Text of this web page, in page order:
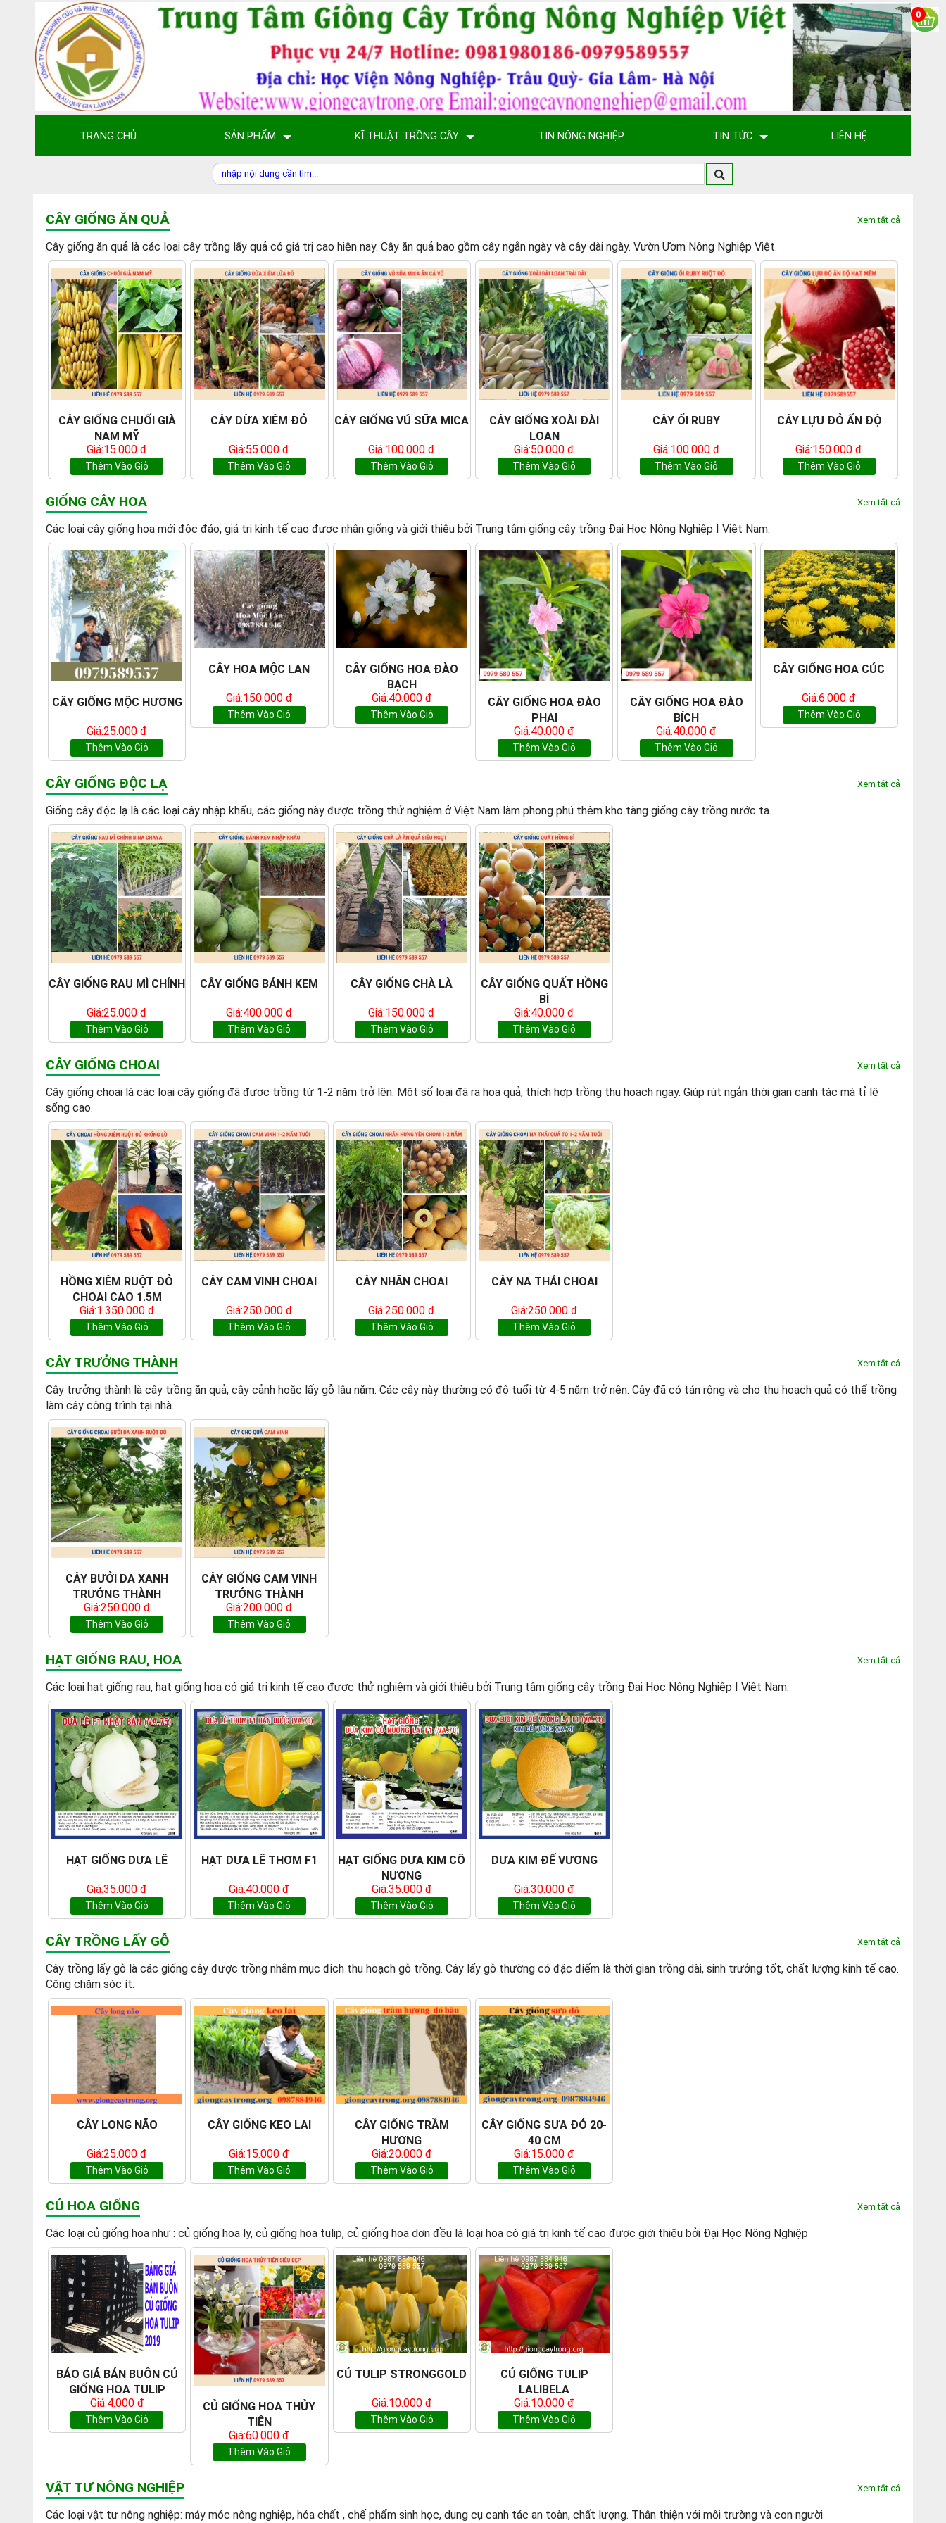
TRANG CHỦ SẢN PHẨM KĨ THUẬT TRỒNG CÂY TIN NÔNG NGHIỆP TIN TỨC LIÊN HỆ
0
CÂY GIỐNG ĂN QUẢ Xem tất cả
Cây giống ăn quả là các loại cây trồng lấy quả có giá trị cao hiện nay. Cây ăn quả bao gồm cây ngắn ngày và cây dài ngày. Vườn Ươm Nông Nghiệp Việt.
CÂY GIỐNG CHUỐI GIÀ
NAM MỸ
Giá:15.000 đ
Thêm Vào Giỏ
CÂY DỪA XIÊM ĐỎ
Giá:55.000 đ
Thêm Vào Giỏ
CÂY GIỐNG VÚ SỮA MICA
Giá:100.000 đ
Thêm Vào Giỏ
CÂY GIỐNG XOÀI ĐÀI
LOAN
Giá:50.000 đ
Thêm Vào Giỏ
CÂY ỔI RUBY
Giá:100.000 đ
Thêm Vào Giỏ
CÂY LỰU ĐỎ ẤN ĐỘ
Giá:150.000 đ
Thêm Vào Giỏ
GIỐNG CÂY HOA Xem tất cả
Các loại cây giống hoa mới độc đáo, giá trị kinh tế cao được nhân giống và giới thiệu bởi Trung tâm giống cây trồng Đại Học Nông Nghiệp I Việt Nam.
CÂY GIỐNG MỘC HƯƠNG
Giá:25.000 đ
Thêm Vào Giỏ
CÂY HOA MỘC LAN
Giá:150.000 đ
Thêm Vào Giỏ
CÂY GIỐNG HOA ĐÀO
BẠCH
Giá:40.000 đ
Thêm Vào Giỏ
CÂY GIỐNG HOA ĐÀO
PHAI
Giá:40.000 đ
Thêm Vào Giỏ
CÂY GIỐNG HOA ĐÀO
BÍCH
Giá:40.000 đ
Thêm Vào Giỏ
CÂY GIỐNG HOA CÚC
Giá:6.000 đ
Thêm Vào Giỏ
CÂY GIỐNG ĐỘC LẠ Xem tất cả
Giống cây độc lạ là các loại cây nhập khẩu, các giống này được trồng thử nghiệm ở Việt Nam làm phong phú thêm kho tàng giống cây trồng nước ta.
CÂY GIỐNG RAU MÌ CHÍNH
Giá:25.000 đ
Thêm Vào Giỏ
CÂY GIỐNG BÁNH KEM
Giá:400.000 đ
Thêm Vào Giỏ
CÂY GIỐNG CHÀ LÀ
Giá:150.000 đ
Thêm Vào Giỏ
CÂY GIỐNG QUẤT HỒNG
BÌ
Giá:40.000 đ
Thêm Vào Giỏ
CÂY GIỐNG CHOAI Xem tất cả
Cây giống choai là các loại cây giống đã được trồng từ 1-2 năm trở lên. Một số loại đã ra hoa quả, thích hợp trồng thu hoạch ngay. Giúp rút ngắn thời gian canh tác mà tỉ lệ
sống cao.
HỒNG XIÊM RUỘT ĐỎ
CHOAI CAO 1.5M
Giá:1.350.000 đ
Thêm Vào Giỏ
CÂY CAM VINH CHOAI
Giá:250.000 đ
Thêm Vào Giỏ
CÂY NHÃN CHOAI
Giá:250.000 đ
Thêm Vào Giỏ
CÂY NA THÁI CHOAI
Giá:250.000 đ
Thêm Vào Giỏ
CÂY TRƯỞNG THÀNH Xem tất cả
Cây trưởng thành là cây trồng ăn quả, cây cảnh hoặc lấy gỗ lâu năm. Các cây này thường có độ tuổi từ 4-5 năm trở nên. Cây đã có tán rộng và cho thu hoạch quả có thể trồng
làm cây công trình tại nhà.
CÂY BƯỞI DA XANH
TRƯỞNG THÀNH
Giá:250.000 đ
Thêm Vào Giỏ
CÂY GIỐNG CAM VINH
TRƯỞNG THÀNH
Giá:200.000 đ
Thêm Vào Giỏ
HẠT GIỐNG RAU, HOA Xem tất cả
Các loại hạt giống rau, hạt giống hoa có giá trị kinh tế cao được thử nghiệm và giới thiệu bởi Trung tâm giống cây trồng Đại Học Nông Nghiệp I Việt Nam.
HẠT GIỐNG DƯA LÊ
Giá:35.000 đ
Thêm Vào Giỏ
HẠT DƯA LÊ THƠM F1
Giá:40.000 đ
Thêm Vào Giỏ
HẠT GIỐNG DƯA KIM CÔ
NƯƠNG
Giá:35.000 đ
Thêm Vào Giỏ
DƯA KIM ĐẾ VƯƠNG
Giá:30.000 đ
Thêm Vào Giỏ
CÂY TRỒNG LẤY GỖ Xem tất cả
Cây trồng lấy gỗ là các giống cây được trồng nhằm mục đich thu hoạch gỗ trồng. Cây lấy gỗ thường có đặc điểm là thời gian trồng dài, sinh trưởng tốt, chất lượng kinh tế cao.
Công chăm sóc ít.
CÂY LONG NÃO
Giá:25.000 đ
Thêm Vào Giỏ
CÂY GIỐNG KEO LAI
Giá:15.000 đ
Thêm Vào Giỏ
CÂY GIỐNG TRẦM
HƯƠNG
Giá:20.000 đ
Thêm Vào Giỏ
CÂY GIỐNG SƯA ĐỎ 20-
40 CM
Giá:15.000 đ
Thêm Vào Giỏ
CỦ HOA GIỐNG Xem tất cả
Các loại củ giống hoa như : củ giống hoa ly, củ giống hoa tulip, củ giống hoa dơn đều là loại hoa có giá trị kinh tế cao được giới thiệu bởi Đại Học Nông Nghiệp
BÁO GIÁ BÁN BUÔN CỦ
GIỐNG HOA TULIP
Giá:4.000 đ
Thêm Vào Giỏ
CỦ GIỐNG HOA THỦY
TIÊN
Giá:60.000 đ
Thêm Vào Giỏ
CỦ TULIP STRONGGOLD
Giá:10.000 đ
Thêm Vào Giỏ
CỦ GIỐNG TULIP
LALIBELA
Giá:10.000 đ
Thêm Vào Giỏ
VẬT TƯ NÔNG NGHIỆP Xem tất cả
Các loại vật tư nông nghiệp: máy móc nông nghiệp, hóa chất , chế phẩm sinh học, dụng cụ canh tác an toàn, chất lượng. Thân thiện với môi trường và con người